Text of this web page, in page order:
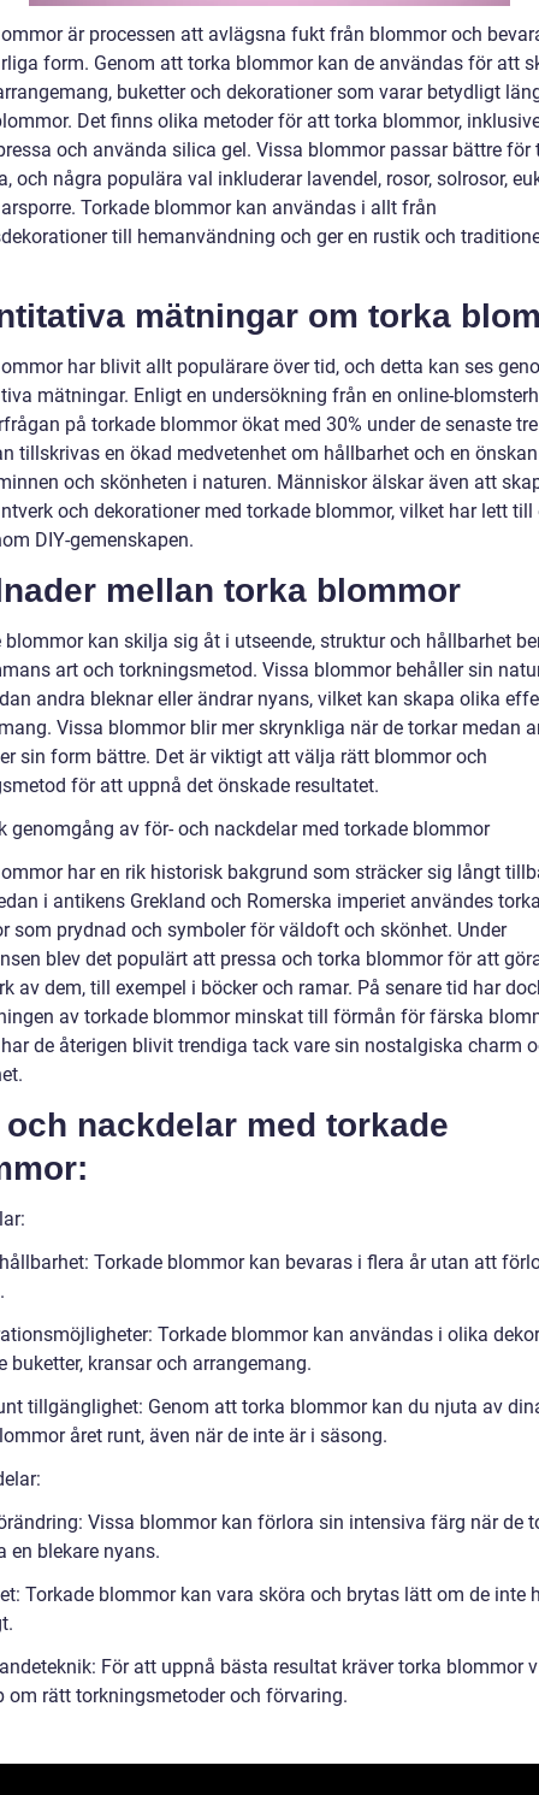
är processen att avlägsna fukt från blommor och
form. Genom att torka blommor kan de användas för att
buketter och dekorationer som varar betydligt
Det finns olika metoder för att torka blommor,
och använda silica gel. Vissa blommor passar bättre för
och några populära val inkluderar lavendel, rosor, solrosor,
Torkade blommor kan användas i allt från
till hemanvändning och ger en rustik och
mätningar om torka
har blivit allt populärare över tid, och detta kan ses
mätningar. Enligt en undersökning från en online-
på torkade blommor ökat med 30% under de senaste
tillskrivas en ökad medvetenhet om hållbarhet och en
och skönheten i naturen. Människor älskar även att
och dekorationer med torkade blommor, vilket har lett till
DIY-gemenskapen.
mellan torka blommor
blommor kan skilja sig åt i utseende, struktur och hållbarhet
art och torkningsmetod. Vissa blommor behåller sin
andra bleknar eller ändrar nyans, vilket kan skapa olika
Vissa blommor blir mer skrynkliga när de torkar medan
sin form bättre. Det är viktigt att välja rätt blommor och
för att uppnå det önskade resultatet.
genomgång av för- och nackdelar med torkade blommor
har en rik historisk bakgrund som sträcker sig långt
i antikens Grekland och Romerska imperiet användes
som prydnad och symboler för väldoft och skönhet. Under
blev det populärt att pressa och torka blommor för att
av dem, till exempel i böcker och ramar. På senare tid har
av torkade blommor minskat till förmån för färska
de återigen blivit trendiga tack vare sin nostalgiska charm
och nackdelar med torkade
Torkade blommor kan bevaras i flera år utan att
Torkade blommor kan användas i olika
buketter, kransar och arrangemang.
tillgänglighet: Genom att torka blommor kan du njuta av
året runt, även när de inte är i säsong.
Vissa blommor kan förlora sin intensiva färg när de
en blekare nyans.
Torkade blommor kan vara sköra och brytas lätt om de inte
För att uppnå bästa resultat kräver torka blommor
om rätt torkningsmetoder och förvaring.